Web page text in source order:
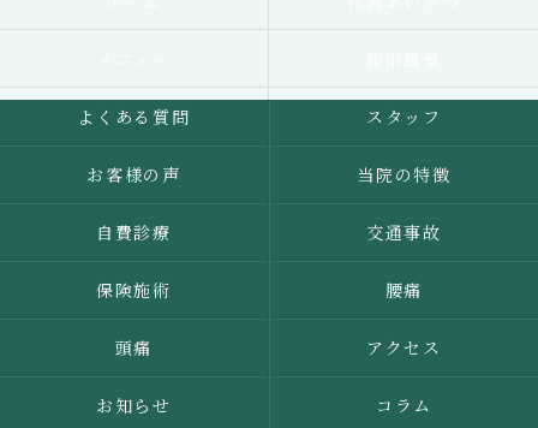
よくある質問 スタッフ
お客様の声 当院の特徴
自費診療 交通事故
保険施術 腰痛
頭痛 アクセス
お知らせ コラム